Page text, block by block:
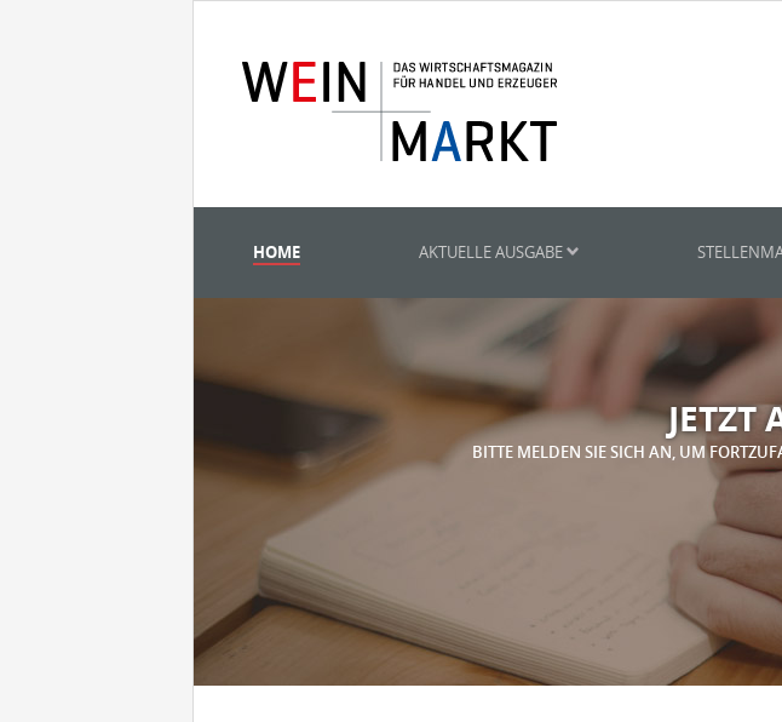
HOME AKTUELLE AUSGABE
JETZT
BITTE MELDEN SIE SICH AN, UM